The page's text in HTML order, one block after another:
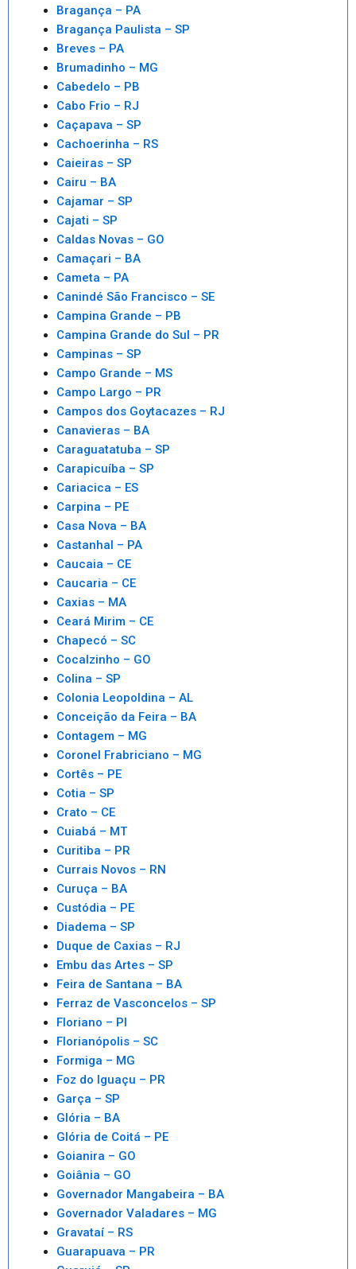
Bragança – PA
Bragança Paulista – SP
Breves – PA
Brumadinho – MG
Cabedelo – PB
Cabo Frio – RJ
Caçapava – SP
Cachoerinha – RS
Caieiras – SP
Cairu – BA
Cajamar – SP
Cajati – SP
Caldas Novas – GO
Camaçari – BA
Cameta – PA
Canindé São Francisco – SE
Campina Grande – PB
Campina Grande do Sul – PR
Campinas – SP
Campo Grande – MS
Campo Largo – PR
Campos dos Goytacazes – RJ
Canavieras – BA
Caraguatatuba – SP
Carapicuíba – SP
Cariacica – ES
Carpina – PE
Casa Nova – BA
Castanhal – PA
Caucaia – CE
Caucaria – CE
Caxias – MA
Ceará Mirim – CE
Chapecó – SC
Cocalzinho – GO
Colina – SP
Colonia Leopoldina – AL
Conceição da Feira – BA
Contagem – MG
Coronel Frabriciano – MG
Cortês – PE
Cotia – SP
Crato – CE
Cuiabá – MT
Curitiba – PR
Currais Novos – RN
Curuça – BA
Custódia – PE
Diadema – SP
Duque de Caxias – RJ
Embu das Artes – SP
Feira de Santana – BA
Ferraz de Vasconcelos – SP
Floriano – PI
Florianópolis – SC
Formiga – MG
Foz do Iguaçu – PR
Garça – SP
Glória – BA
Glória de Coitá – PE
Goianira – GO
Goiânia – GO
Governador Mangabeira – BA
Governador Valadares – MG
Gravataí – RS
Guarapuava – PR